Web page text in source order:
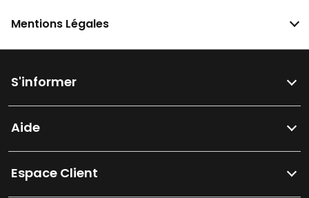
Mentions Légales
S'informer
Aide
Espace Client